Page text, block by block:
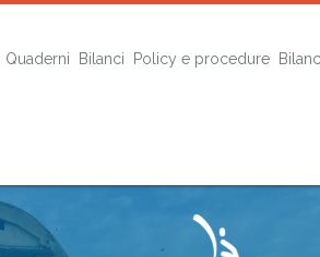
Quaderni Bilanci Policy e procedure